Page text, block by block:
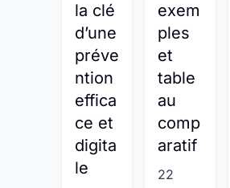
la clé
d’une
préve
ntion
effica
ce et
digita
le
exem
ples
et
table
au
comp
aratif
22